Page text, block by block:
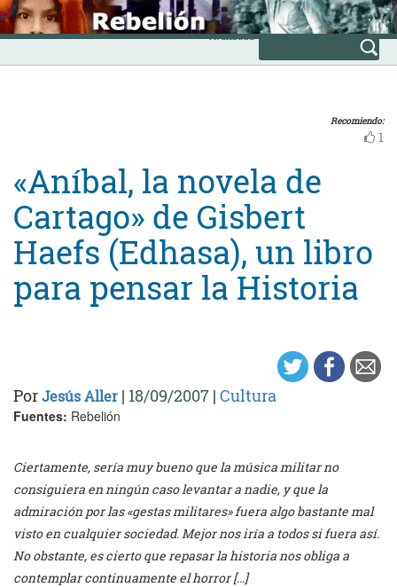
Skip
to
content
INICIO
Avanzada
Recomiendo:
1
«Aníbal, la novela de
Cartago» de Gisbert
Haefs (Edhasa), un libro
para pensar la Historia
PorJesús Aller | 18/09/2007 | Cultura
Fuentes: Rebelión
Ciertamente, sería muy bueno que la música militar no
consiguiera en ningún caso levantar a nadie, y que la
admiración por las «gestas militares» fuera algo bastante mal
visto en cualquier sociedad. Mejor nos iría a todos si fuera así.
No obstante, es cierto que repasar la historia nos obliga a
contemplar continuamente el horror […]